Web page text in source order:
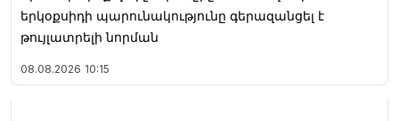
երկօքսիդի պարունակությունը գերազանցել է
թույլատրելի նորման
08.08.2026 10:15